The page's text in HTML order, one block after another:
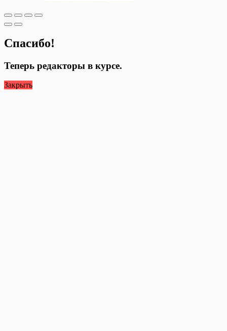
Спасибо!
Теперь редакторы в курсе.
Закрыть